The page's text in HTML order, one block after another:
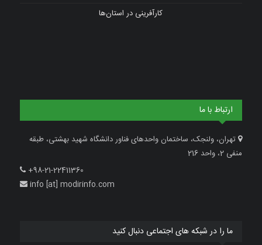
کارآفرینی در استان‌ها
ارتباط با ما
تهران، ولنجک، ساختمان واحدهای فناور دانشگاه شهید بهشتی، طبقه
منفی 2، واحد 216
+98-21-22411360
info [at] modirinfo.com
ما را در شبکه های اجتماعی دنبال کنید